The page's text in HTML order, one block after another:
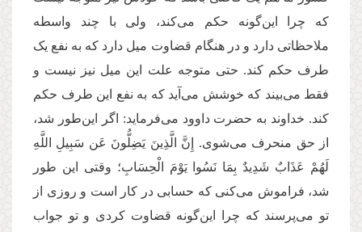
که چرا این‌گونه حکم می‌کند، ولی با چند واسطه
ملاحظاتی دارد و در هنگام قضاوت میل دارد که به نفع یک
طرف حکم کند. حتی متوجه علت این میل نیز نیست و
فقط می‌بیند که خوشش می‌آید که به نفع این طرف حکم
کند. خداوند به حضرت داوود می‌فرماید: اگر این‌طور شد،
از حق منحرف می‌شوی. إِنَّ الَّذِینَ یَضِلُّونَ عَن سَبِیلِ اللَّهِ
لَهُمْ عَذَابٌ شَدِیدٌ بِمَا نَسُوا یَوْمَ الْحِسَابِ؛ وقتی این طور
شد، فراموش می‌کنی که حسابی در کار است و روزی از
تو می‌پرسند که چرا این‌گونه قضاوت کردی و تو جواب